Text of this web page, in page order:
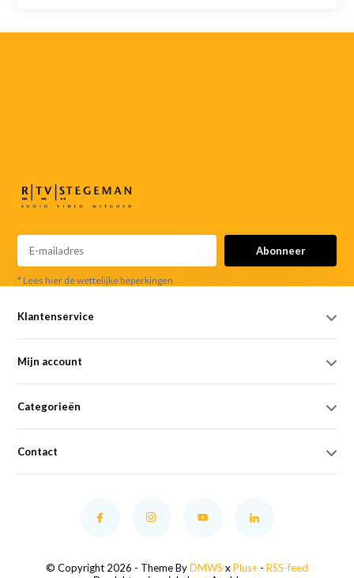
Abonneer
* Lees hier de wettelijke beperkingen
Klantenservice
Mijn account
Categorieën
Contact
© Copyright 2026 - Theme ByDMWS x Plus+ - RSS-feed